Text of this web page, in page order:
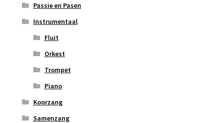
Passie en Pasen
Instrumentaal
Fluit
Orkest
Trompet
Piano
Koorzang
Samenzang